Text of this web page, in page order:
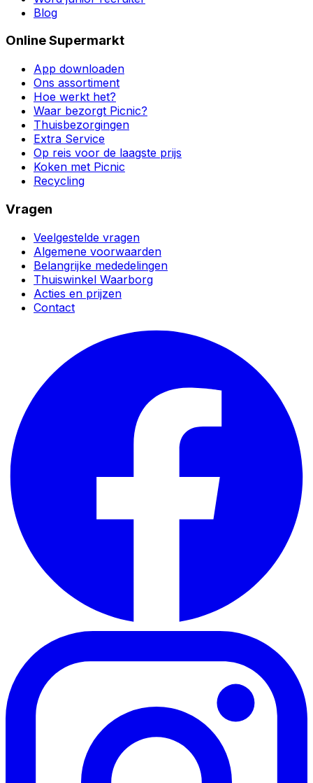
Blog
Online Supermarkt
App downloaden
Ons assortiment
Hoe werkt het?
Waar bezorgt Picnic?
Thuisbezorgingen
Extra Service
Op reis voor de laagste prijs
Koken met Picnic
Recycling
Vragen
Veelgestelde vragen
Algemene voorwaarden
Belangrijke mededelingen
Thuiswinkel Waarborg
Acties en prijzen
Contact